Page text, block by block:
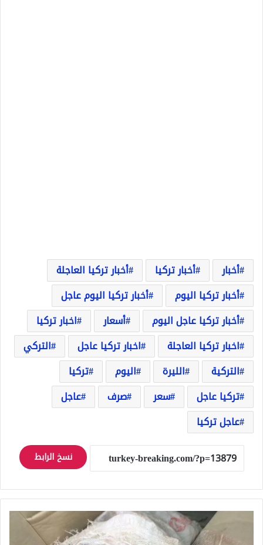
أخبار أخبار تركيا
أخبار تركيا العاجلة
أخبار تركيا اليوم
أخبار تركيا اليوم عاجل
أخبار تركيا عاجل اليوم
أسعار
اخبار تركيا
اخبار تركيا العاجلة
اخبار تركيا عاجل
التركي
التركية
الليرة اليوم
تركيا
تركيا عاجل
سعر صرف
عاجل
عاجل تركيا
نسخ الرابط